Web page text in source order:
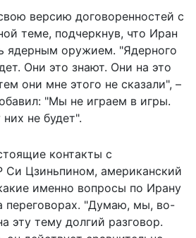
версию договоренностей с
теме, подчеркнув, что Иран
ядерным оружием. "Ядерного
Они это знают. Они на это
они мне этого не сказали", –
"Мы не играем в игры.
не будет".
контакты с
Си Цзиньпином, американский
именно вопросы по Ирану
переговорах. "Думаю, мы, во-
эту тему долгий разговор.